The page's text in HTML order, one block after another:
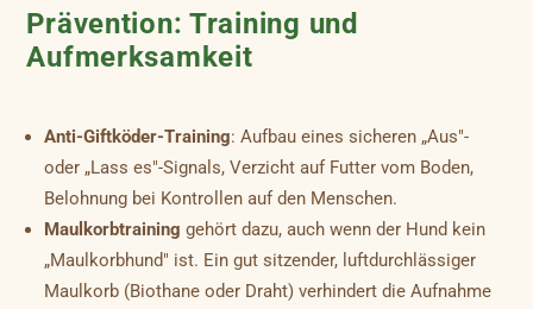
Prävention: Training und
Aufmerksamkeit
Anti-Giftköder-Training: Aufbau eines sicheren „Aus"-
oder „Lass es"-Signals, Verzicht auf Futter vom Boden,
Belohnung bei Kontrollen auf den Menschen.
Maulkorbtraining gehört dazu, auch wenn der Hund kein
„Maulkorbhund" ist. Ein gut sitzender, luftdurchlässiger
Maulkorb (Biothane oder Draht) verhindert die Aufnahme